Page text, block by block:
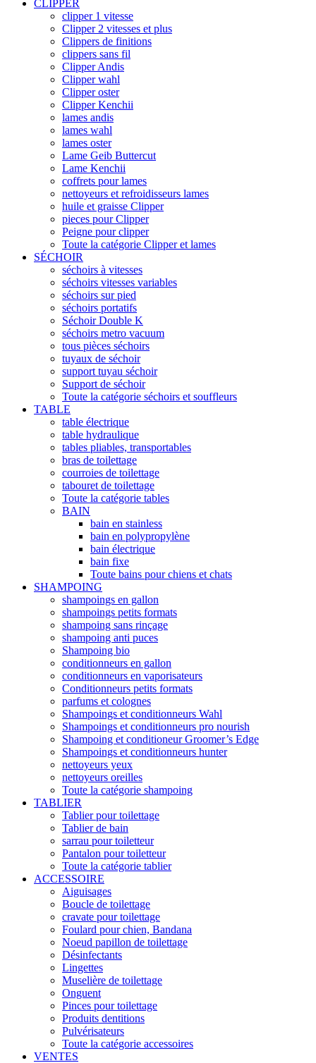
CLIPPER
clipper 1 vitesse
Clipper 2 vitesses et plus
Clippers de finitions
clippers sans fil
Clipper Andis
Clipper wahl
Clipper oster
Clipper Kenchii
lames andis
lames wahl
lames oster
Lame Geib Buttercut
Lame Kenchii
coffrets pour lames
nettoyeurs et refroidisseurs lames
huile et graisse Clipper
pieces pour Clipper
Peigne pour clipper
Toute la catégorie Clipper et lames
SÉCHOIR
séchoirs à vitesses
séchoirs vitesses variables
séchoirs sur pied
séchoirs portatifs
Séchoir Double K
séchoirs metro vacuum
tous pièces séchoirs
tuyaux de séchoir
support tuyau séchoir
Support de séchoir
Toute la catégorie séchoirs et souffleurs
TABLE
table électrique
table hydraulique
tables pliables, transportables
bras de toilettage
courroies de toilettage
tabouret de toilettage
Toute la catégorie tables
BAIN
bain en stainless
bain en polypropylène
bain électrique
bain fixe
Toute bains pour chiens et chats
SHAMPOING
shampoings en gallon
shampoings petits formats
shampoing sans rinçage
shampoing anti puces
Shampoing bio
conditionneurs en gallon
conditionneurs en vaporisateurs
Conditionneurs petits formats
parfums et colognes
Shampoings et conditionneurs Wahl
Shampoings et conditionneurs pro nourish
Shampoing et conditioneur Groomer’s Edge
Shampoings et conditionneurs hunter
nettoyeurs yeux
nettoyeurs oreilles
Toute la catégorie shampoing
TABLIER
Tablier pour toilettage
Tablier de bain
sarrau pour toiletteur
Pantalon pour toiletteur
Toute la catégorie tablier
ACCESSOIRE
Aiguisages
Boucle de toilettage
cravate pour toilettage
Foulard pour chien, Bandana
Noeud papillon de toilettage
Désinfectants
Lingettes
Muselière de toilettage
Onguent
Pinces pour toilettage
Produits dentitions
Pulvérisateurs
Toute la catégorie accessoires
VENTES